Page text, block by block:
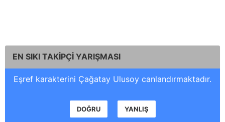
EN SIKI TAKİPÇİ YARIŞMASI
Eşref karakterini Çağatay Ulusoy canlandırmaktadır.
DOĞRU YANLIŞ